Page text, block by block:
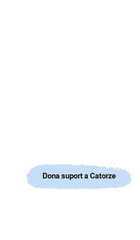
Dona suport a Catorze